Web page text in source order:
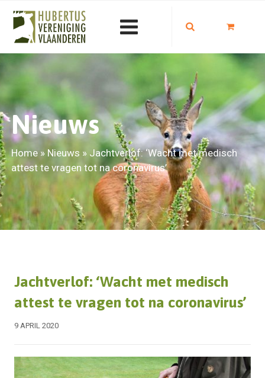
Nieuws
Home» Nieuws » Jachtverlof: ‘Wacht met medisch
attest te vragen tot na coronavirus’
Jachtverlof: ‘Wacht met medisch
attest te vragen tot na coronavirus’
9 APRIL 2020